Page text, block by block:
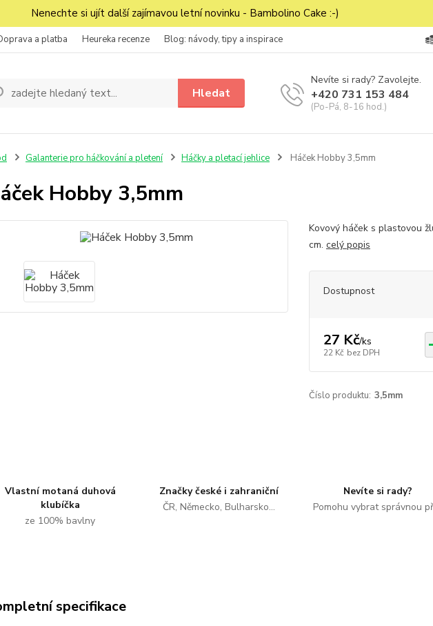
Nenechte si ujít další zajímavou letní novinku - Bambolino Cake :-)
a platba Heureka recenze Blog: návody, tipy a inspirace
Hledat
Nevíte si rady? Zavolejte.
+420 731 153 484
(Po-Pá, 8-16 hod.)
Galanterie pro háčkování a pletení Háčky a pletací jehlice Háček Hobby 3,5mm
Hobby 3,5mm
Kovový háček s plastovou
cm. celý popis
Dostupnost
27 Kč/ks
22 Kč bez DPH
Číslo produktu: 3,5mm
Vlastní motaná duhová
klubíčka
ze 100% bavlny
Značky české i zahraniční
ČR, Německo, Bulharsko...
Nevíte si rady?
Pomohu vybrat správnou
specifikace